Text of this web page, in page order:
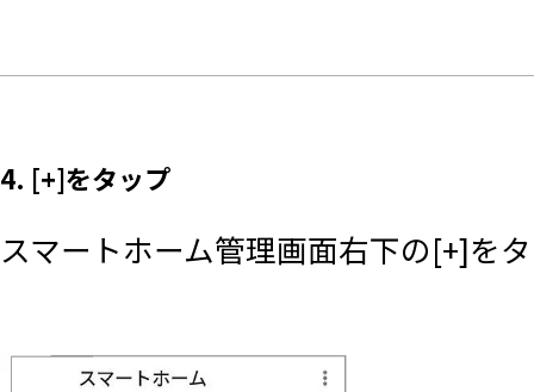
4. [+]をタップ
スマートホーム管理画面右下の[+]を